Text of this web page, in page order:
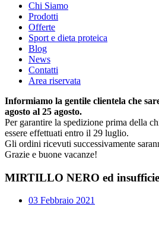
Chi Siamo
Prodotti
Offerte
Sport e dieta proteica
Blog
News
Contatti
Area riservata
Informiamo la gentile clientela che
agosto al 25 agosto.
Per garantire la spedizione prima della
essere effettuati entro il 29 luglio.
Gli ordini ricevuti successivamente
Grazie e buone vacanze!
MIRTILLO NERO ed
03 Febbraio 2021